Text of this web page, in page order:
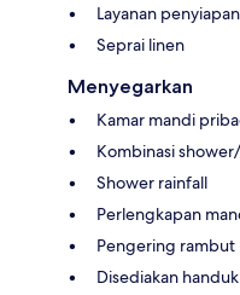
Layanan
Seprai linen
Menyegarkan
Kamar mandi
Kombinasi
Shower rainfall
Perlengkapan
Pengering rambut
Disediakan handuk